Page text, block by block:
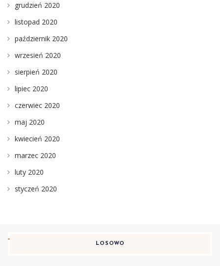
grudzień 2020
listopad 2020
październik 2020
wrzesień 2020
sierpień 2020
lipiec 2020
czerwiec 2020
maj 2020
kwiecień 2020
marzec 2020
luty 2020
styczeń 2020
LOSOWO